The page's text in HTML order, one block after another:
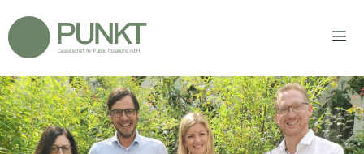
Inhalt
springen